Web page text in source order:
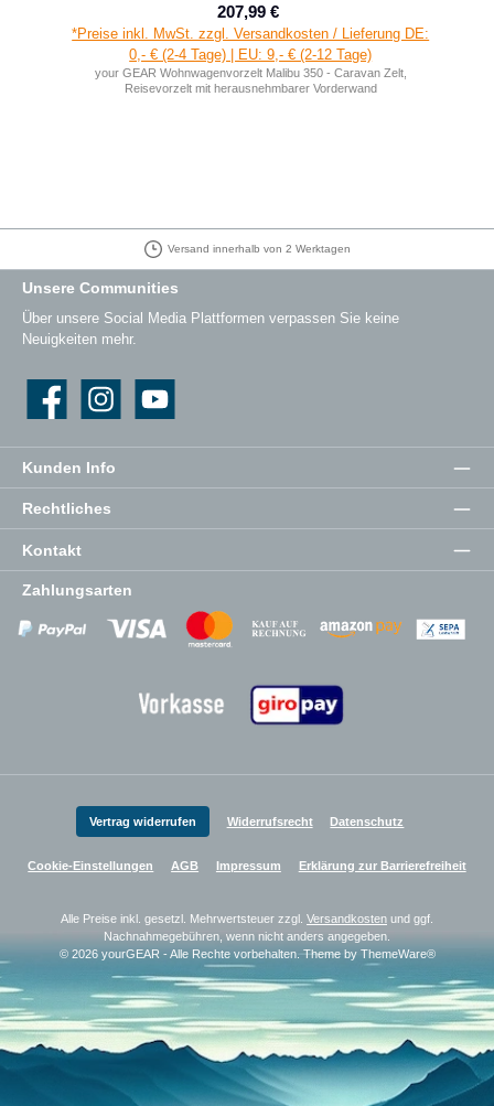
Verkaufspreis:
207,99 €
*Preise inkl. MwSt. zzgl. Versandkosten / Lieferung DE:
0,- € (2-4 Tage) | EU: 9,- € (2-12 Tage)
your GEAR Wohnwagenvorzelt Malibu 350 - Caravan Zelt,
Reisevorzelt mit herausnehmbarer Vorderwand
Versand innerhalb von 2 Werktagen
Kunden Info
Rechtliches
Kontakt
Unsere Communities
Über unsere Social Media Plattformen verpassen Sie keine
Neuigkeiten mehr.
Instagram YouTube
Zahlungsarten
Zahlungsanbieter Zahlungsanbieter
Zahlungsanbieter
Vertrag widerrufen Widerrufsrecht Datenschutz
Cookie-Einstellungen AGB Impressum Erklärung zur Barrierefreiheit
Alle Preise inkl. gesetzl. Mehrwertsteuer zzgl. Versandkosten und ggf.
Nachnahmegebühren, wenn nicht anders angegeben.
© 2026 yourGEAR - Alle Rechte vorbehalten. Theme by ThemeWare®